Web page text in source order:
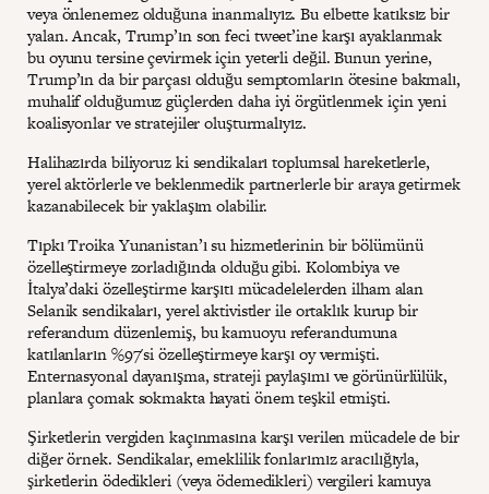
veya önlenemez olduğuna inanmalıyız. Bu elbette katıksız bir
yalan. Ancak, Trump’ın son feci tweet’ine karşı ayaklanmak
bu oyunu tersine çevirmek için yeterli değil. Bunun yerine,
Trump’ın da bir parçası olduğu semptomların ötesine bakmalı,
muhalif olduğumuz güçlerden daha iyi örgütlenmek için yeni
koalisyonlar ve stratejiler oluşturmalıyız.
Halihazırda biliyoruz ki sendikaları toplumsal hareketlerle,
yerel aktörlerle ve beklenmedik partnerlerle bir araya getirmek
kazanabilecek bir yaklaşım olabilir.
Tıpkı Troika Yunanistan’ı su hizmetlerinin bir bölümünü
özelleştirmeye zorladığında olduğu gibi. Kolombiya ve
İtalya’daki özelleştirme karşıtı mücadelelerden ilham alan
Selanik sendikaları, yerel aktivistler ile ortaklık kurup bir
referandum düzenlemiş, bu kamuoyu referandumuna
katılanların %97'si özelleştirmeye karşı oy vermişti.
Enternasyonal dayanışma, strateji paylaşımı ve görünürlülük,
planlara çomak sokmakta hayati önem teşkil etmişti.
Şirketlerin vergiden kaçınmasına karşı verilen mücadele de bir
diğer örnek. Sendikalar, emeklilik fonlarımız aracılığıyla,
şirketlerin ödedikleri (veya ödemedikleri) vergileri kamuya